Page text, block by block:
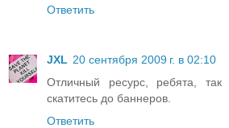
Ответить
JXL 20 сентября 2009 г. в 02:10
Отличный ресурс, ребята, так
скатитесь до баннеров.
Ответить